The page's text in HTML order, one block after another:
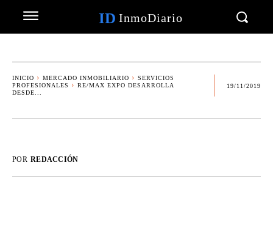
ID InmoDiario
INICIO MERCADO INMOBILIARIO
SERVICIOS
PROFESIONALES
RE/MAX EXPO DESARROLLA
DESDE...
19/11/2019
POR REDACCIÓN